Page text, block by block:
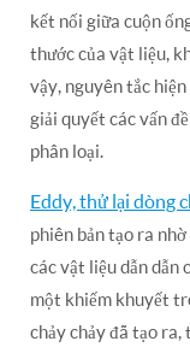
kết nối giữa cuộn
thước của vật liệu,
vậy, nguyên tắc
giải quyết các vấn
phân loại.
Eddy, thử lại dòng
phiên bản tạo ra
các vật liệu dẫn dẫn
một khiếm khuyết
chảy chảy đã tạo